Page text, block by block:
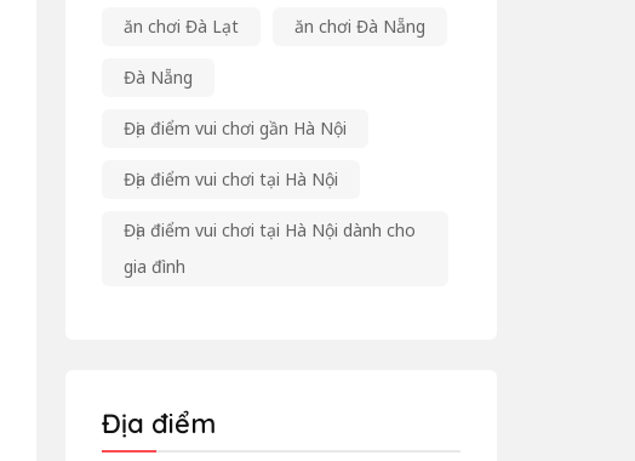
ăn chơi Đà Lạt ăn chơi Đà Nẵng
Đà Nẵng
Địa điểm vui chơi gần Hà Nội
Địa điểm vui chơi tại Hà Nội
Địa điểm vui chơi tại Hà Nội dành cho
gia đình
Địa điểm